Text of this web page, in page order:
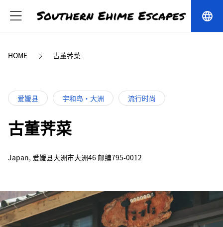
language
HOME 古董荠菜
爱媛县 宇和岛・大洲 流行时尚
古董荠菜
Japan, 爱媛县大洲市大洲46 邮编795-0012